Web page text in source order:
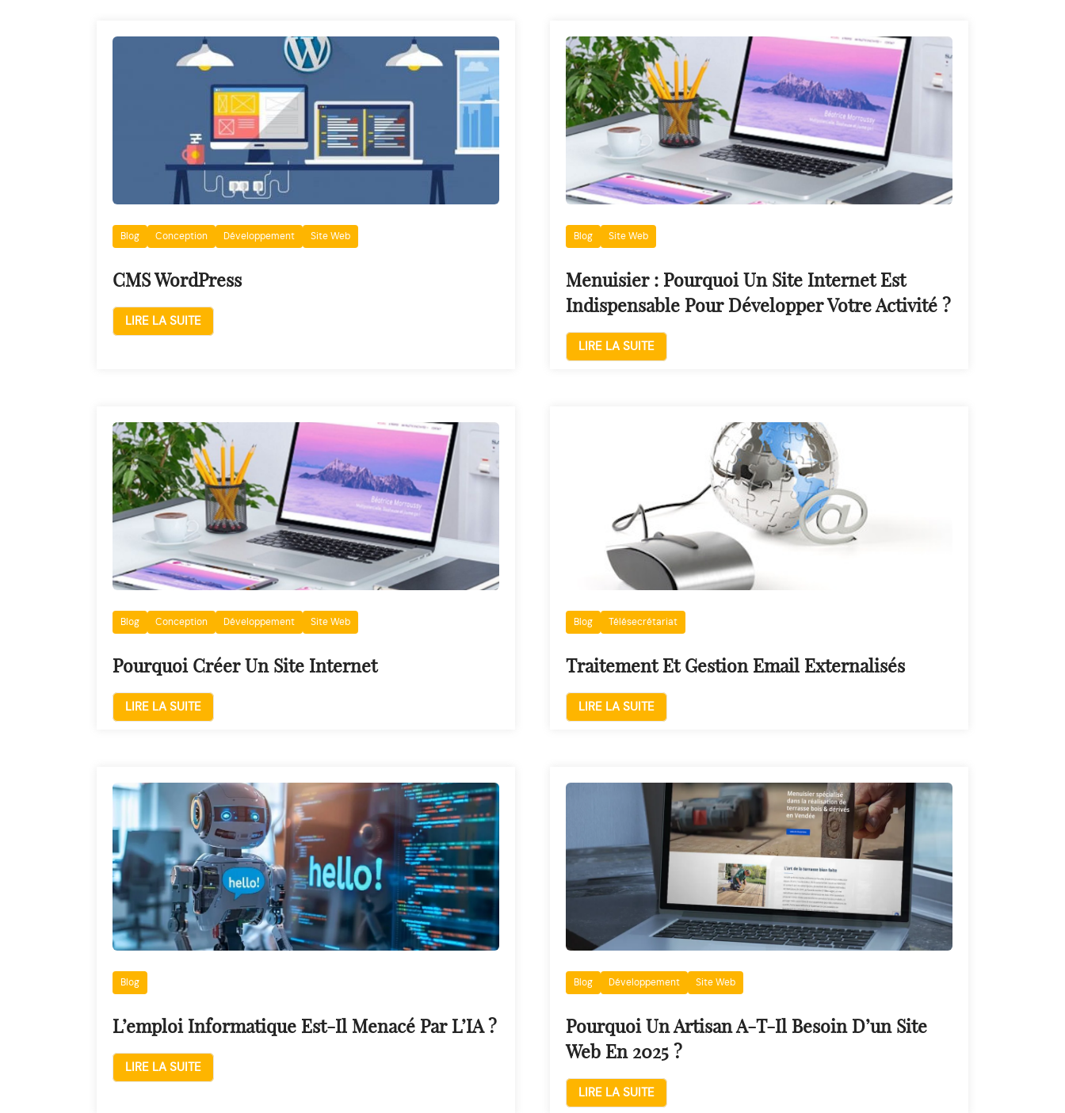
Blog Conception Développement Site Web
CMS WordPress
LIRE LA SUITE
Blog Site Web
Menuisier : Pourquoi Un Site Internet Est
Indispensable Pour Développer Votre Activité ?
LIRE LA SUITE
Blog Conception Développement Site Web
Pourquoi Créer Un Site Internet
LIRE LA SUITE
Blog Télésecrétariat
Traitement Et Gestion Email Externalisés
LIRE LA SUITE
Blog
L’emploi Informatique Est-Il Menacé Par L’IA ?
LIRE LA SUITE
Blog Développement Site Web
Pourquoi Un Artisan A-T-Il Besoin D’un Site
Web En 2025 ?
LIRE LA SUITE